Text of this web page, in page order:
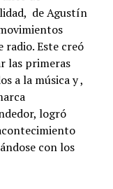
de Agustín
radio. Este creó
las primeras
a la música y ,
logró
con los